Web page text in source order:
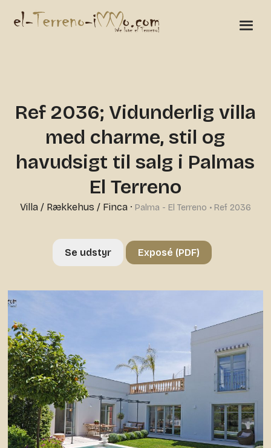
Ref 2036; Vidunderlig villa
med charme, stil og
havudsigt til salg i Palmas
El Terreno
Villa / Rækkehus / Finca· Palma - El Terreno • Ref 2036
Se udstyr Exposé (PDF)